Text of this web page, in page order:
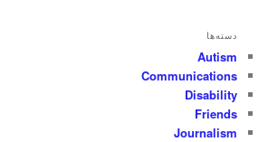
دسته‌ها
Autism
Communications
Disability
Friends
Journalism